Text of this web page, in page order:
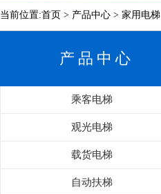
当前位置:首页 > 产品中心 > 家用电梯
产品中心
乘客电梯
观光电梯
载货电梯
自动扶梯